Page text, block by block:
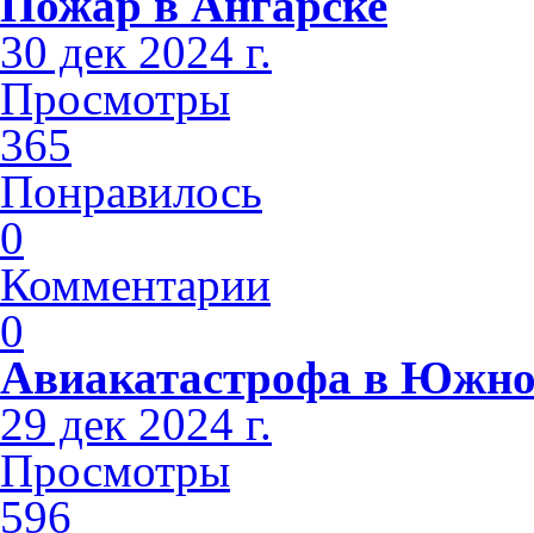
30 дек 2024 г.
Просмотры
365
Понравилось
0
Комментарии
0
Авиакатастрофа в
29 дек 2024 г.
Просмотры
596